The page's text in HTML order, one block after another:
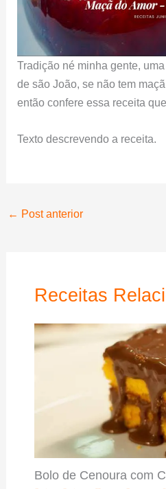
Tradição né minha gente,
de são João, se não tem
então confere essa receita
Texto descrevendo a receita.
← Post anterior
Receitas
Bolo de Cenoura com